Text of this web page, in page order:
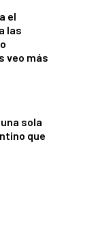
el
las
veo más
sola
que